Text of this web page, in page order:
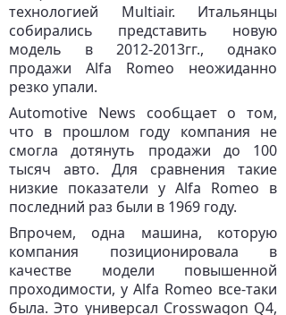
технологией Multiair. Итальянцы
собирались представить новую
модель в 2012-2013гг., однако
продажи Alfa Romeo неожиданно
резко упали.
Automotive News сообщает о том,
что в прошлом году компания не
смогла дотянуть продажи до 100
тысяч авто. Для сравнения такие
низкие показатели у Alfa Romeo в
последний раз были в 1969 году.
Впрочем, одна машина, которую
компания позиционировала в
качестве модели повышенной
проходимости, у Alfa Romeo все-таки
была. Это универсал Crosswagon Q4,